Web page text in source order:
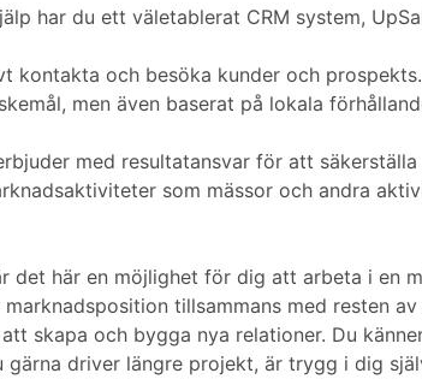
har du ett väletablerat CRM system,
kontakta och besöka kunder och prospekts.
men även baserat på lokala
med resultatansvar för att
som mässor och andra
det här en möjlighet för dig att arbeta i en
tillsammans med resten
skapa och bygga nya relationer. Du
driver längre projekt, är trygg i dig